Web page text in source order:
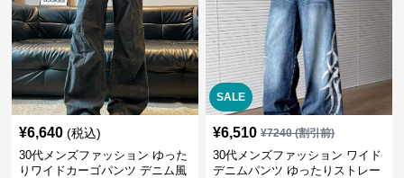
¥6,640 (税込)
30代メンズファッション ゆった
りワイドカーゴパンツ デニム風
SALE
¥6,510 ¥7240(割引前)
30代メンズファッション ワイド
デニムパンツ ゆったりストレー